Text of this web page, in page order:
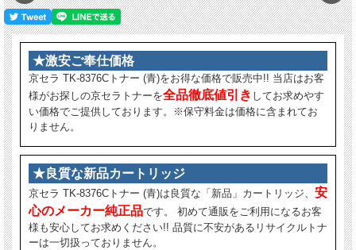
★激安ご奉仕価格
京セラ TK-8376Cトナー (青)をお得な価格で販売中!! 当店はお客
様がお探しの京セラトナーを全品徹底値引き してお求めやす
い価格でご提供しております。※保守料金は価格に含まれてお
りません。
★良質な新品カートリッジ
京セラ TK-8376Cトナー (青)は良質な「新品」カートリッジ、 安
心のメーカー純正品です。 初めて通販をご利用になるお客
様も安心してお求めください!! 品質に不安があるリサイクルトナ
ーは一切扱っておりません。